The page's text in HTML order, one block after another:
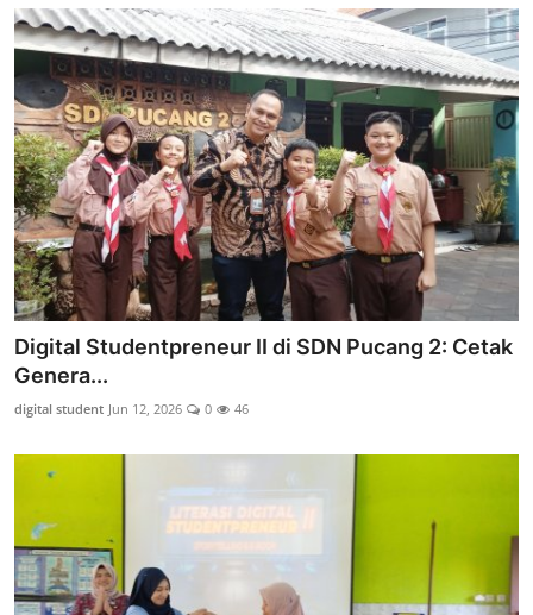
Digital Studentpreneur II di SDN Pucang 2: Cetak
Genera...
digital student Jun 12, 2026 0 46